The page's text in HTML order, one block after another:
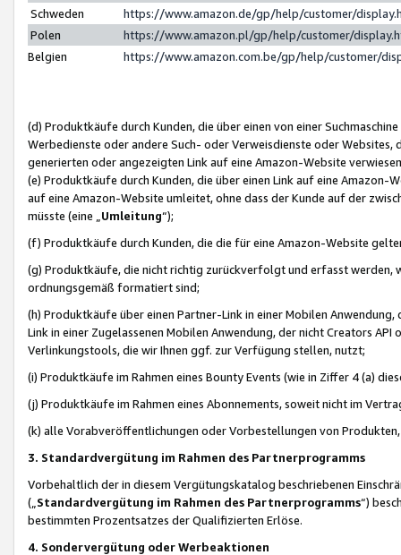
Schweden
https://www.amazon.de/gp/help/customer/
Polen
https://www.amazon.pl/gp/help/customer/
Belgien
https://www.amazon.com.be/gp/help/customer/
(d) Produktkäufe durch Kunden, die über einen von einer
Werbedienste oder andere Such- oder Verweisdienste oder Websites,
generierten oder angezeigten Link auf eine Amazon-Website
(e) Produktkäufe durch Kunden, die über einen Link auf eine
auf eine Amazon-Website umleitet, ohne dass der Kunde auf der
müsste (eine „ Umleitung“);
(f) Produktkäufe durch Kunden, die die für eine Amazon-Website
(g) Produktkäufe, die nicht richtig zurückverfolgt und erfasst werden,
ordnungsgemäß formatiert sind;
(h) Produktkäufe über einen Partner-Link in einer Mobilen
Link in einer Zugelassenen Mobilen Anwendung, der nicht Creators
Verlinkungstools, die wir Ihnen ggf. zur Verfügung stellen, nutzt;
(i) Produktkäufe im Rahmen eines Bounty Events (wie in Ziffer 4 (a)
(j) Produktkäufe im Rahmen eines Abonnements, soweit nicht im
(k) alle Vorabveröffentlichungen oder Vorbestellungen von
3. Standardvergütung im Rahmen des Partnerprogramms
Vorbehaltlich der in diesem Vergütungskatalog beschriebenen
(„ Standardvergütung im Rahmen des Partnerprogramms“)
bestimmten Prozentsatzes der Qualifizierten Erlöse.
4. Sondervergütung oder Werbeaktionen